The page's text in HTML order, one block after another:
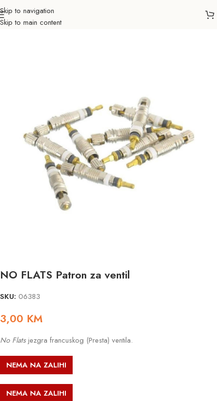
Skip to navigation
Skip to main content
Početna Biciklizam
NO FLATS Patron za ventil
SKU: 06383
3,00 KM
No Flatsjezgra francuskog (Presta) ventila.
NEMA NA ZALIHI
NEMA NA ZALIHI